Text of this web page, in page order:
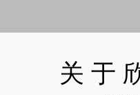
关于